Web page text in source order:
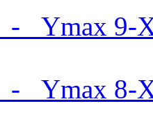
- Ymax 9-
Ymax 8-